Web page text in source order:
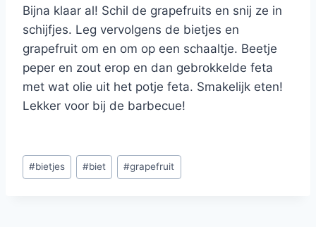
Bijna klaar al! Schil de grapefruits en snij ze in
schijfjes. Leg vervolgens de bietjes en
grapefruit om en om op een schaaltje. Beetje
peper en zout erop en dan gebrokkelde feta
met wat olie uit het potje feta. Smakelijk eten!
Lekker voor bij de barbecue!
Bericht
tags:
#bietjes #biet #grapefruit